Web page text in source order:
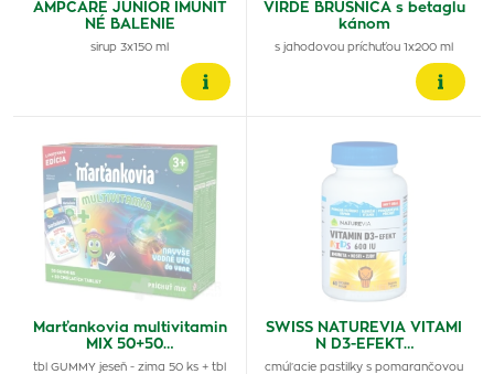
AMPCARE JUNIOR IMUNIT
NÉ BALENIE
sirup 3x150 ml
VIRDE BRUSNICA s betaglu
kánom
s jahodovou príchuťou 1x200 ml
Marťankovia multivitamin
MIX 50+50…
tbl GUMMY jeseň - zima 50 ks + tbl
SWISS NATUREVIA VITAMI
N D3-EFEKT…
cmúľacie pastilky s pomarančovou